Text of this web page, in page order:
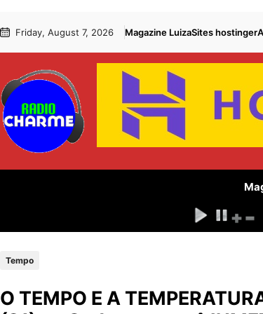
para
conteúdo
to Friday, August 7, 2026 Magazine LuizaSites hostinger
Tempo
O TEMPO E A